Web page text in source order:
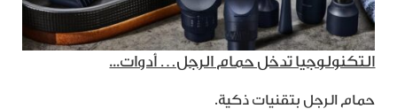
التكنولوجيا تدخل حمام الرجل… أدوات...
حمام الرجل بتقنيات ذكية.